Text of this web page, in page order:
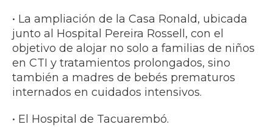
• ​La ampliación de la Casa Ronald, ubicada
junto al Hospital Pereira Rossell, con el
objetivo de alojar no solo a familias de niños
en CTI y tratamientos prolongados, sino
también a madres de bebés prematuros
internados en cuidados intensivos.
• ​El Hospital de Tacuarembó.